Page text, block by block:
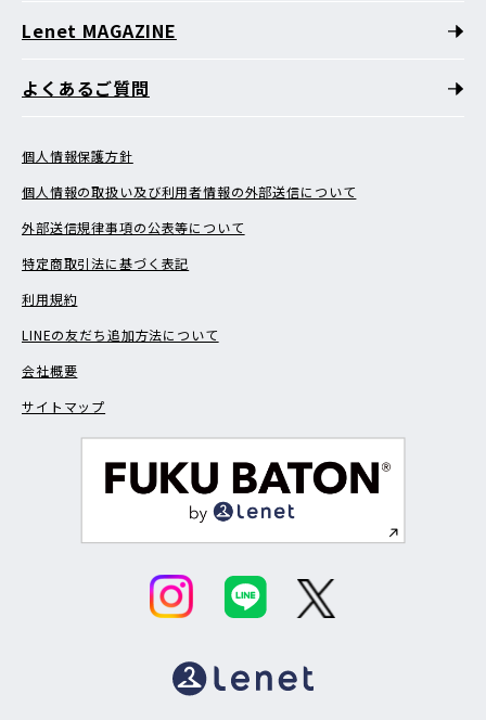
Lenet MAGAZINE
よくあるご質問
個人情報保護方針
個人情報の取扱い及び利用者情報の外部送信について
外部送信規律事項の公表等について
特定商取引法に基づく表記
利用規約
LINEの友だち追加方法について
会社概要
サイトマップ